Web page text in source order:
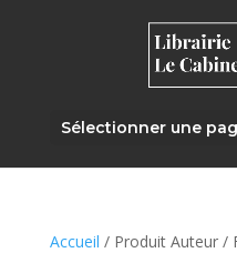
Sélectionner une
Accueil / Produit Auteur /